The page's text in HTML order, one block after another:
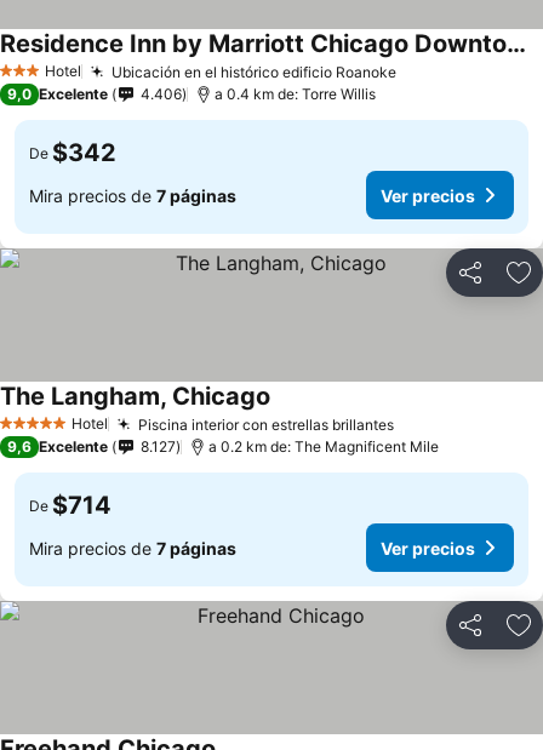
3 Estrellas
Hotel Ubicación en el histórico edificio Roanoke
Residence Inn by Marriott Chicago Downtown/Loop
9,0 Excelente 4.406 a 0.4 km de: Torre Willis
De $342
Mira precios de 7 páginas Ver precios
Compartir
5 Estrellas Hotel Piscina interior con estrellas brillantes
The Langham, Chicago
9,6 Excelente 8.127 a 0.2 km de: The Magnificent Mile
De $714
Mira precios de 7 páginas Ver precios
Compartir